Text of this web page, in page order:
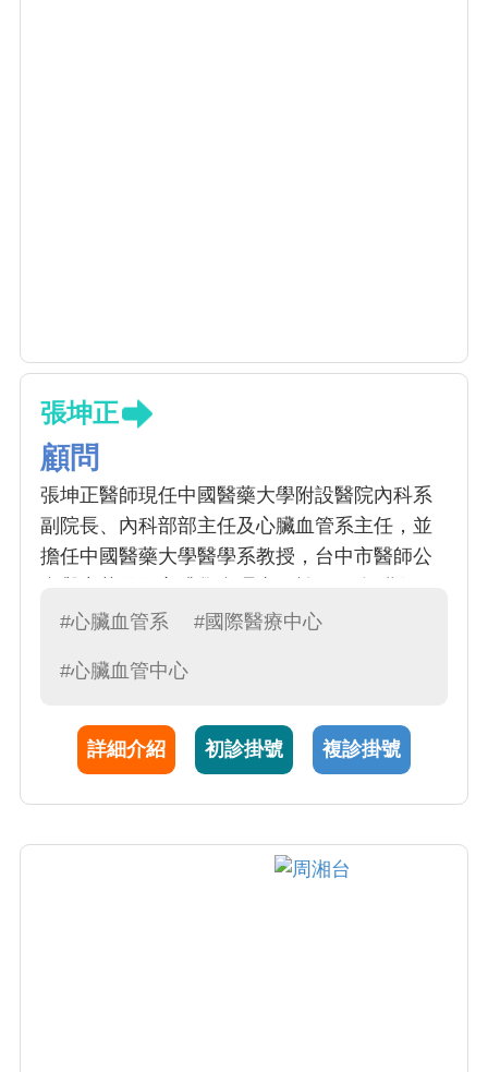
張坤正
顧問
張坤正醫師現任中國醫藥大學附設醫院內科系
副院長、內科部部主任及心臟血管系主任，並
擔任中國醫藥大學醫學系教授，台中市醫師公
洲心臟學會會士頭銜(FESC)。1993年完成心臟
約翰霍普金斯大學進修分子基因及細胞電生
師專長為心律不整治療，迄今已完成超過2500
例的心律不整手術，包括：經導管不整脈消融
術、生理性心臟節律器植入、心臟整流去顫器
面，自2009年起迄今，張醫師已連續13年獲得
#心臟血管系 #國際醫療中心
#心臟血管中心
詳細介紹 初診掛號 複診掛號